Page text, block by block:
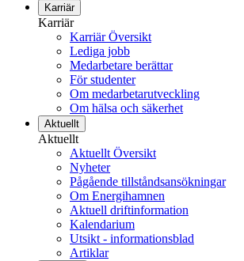
Karriär
Karriär
Karriär Översikt
Lediga jobb
Medarbetare berättar
För studenter
Om medarbetarutveckling
Om hälsa och säkerhet
Aktuellt
Aktuellt
Aktuellt Översikt
Nyheter
Pågående tillståndsansökningar
Om Energihamnen
Aktuell driftinformation
Kalendarium
Utsikt - informationsblad
Artiklar